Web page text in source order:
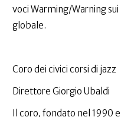
voci Warming/Warning
globale.
Coro dei civici corsi di jazz
Direttore Giorgio Ubaldi
Il coro, fondato nel 1990